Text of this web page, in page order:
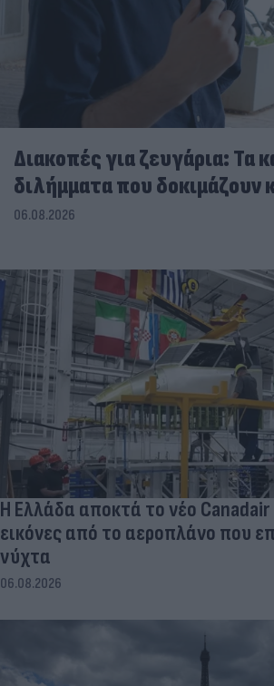
Διακοπές για ζευγάρια: Τα
διλήμματα που δοκιμάζουν
06.08.2026
Η Ελλάδα αποκτά το νέο
εικόνες από το αεροπλάνο που
νύχτα
06.08.2026